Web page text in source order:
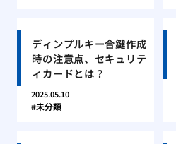
ディンプルキー合鍵作成
時の注意点、セキュリテ
ィカードとは？
2025.05.10
未分類